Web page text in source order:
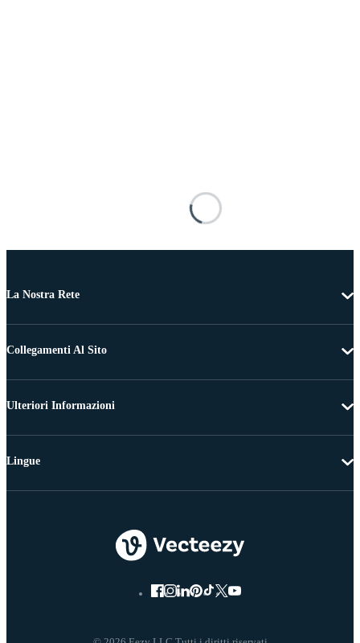
La Nostra Rete
Collegamenti Al Sito
Ulteriori Informazioni
Lingue